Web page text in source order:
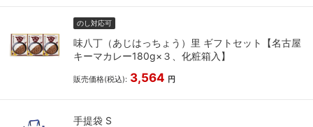
のし対応可
味八丁（あじはっちょう）里 ギフトセット【名古屋
キーマカレー180g×３、化粧箱入】
販売価格(税込): 3,564 円
手提袋 S